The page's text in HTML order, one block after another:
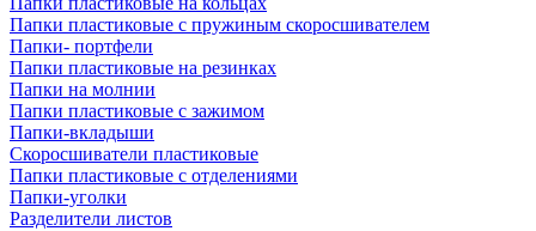
Папки пластиковые с пружиным скоросшивателем
Папки- портфели
Папки пластиковые на резинках
Папки на молнии
Папки пластиковые с зажимом
Папки-вкладыши
Скоросшиватели пластиковые
Папки пластиковые с отделениями
Папки-уголки
Разделители листов